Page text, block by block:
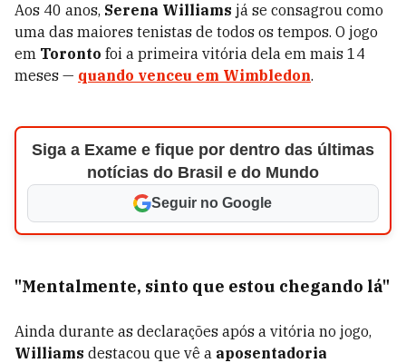
Aos 40 anos, Serena Williams já se consagrou como
uma das maiores tenistas de todos os tempos. O jogo
em Toronto foi a primeira vitória dela em mais 14
meses — quando venceu em Wimbledon.
Siga a Exame e fique por dentro das últimas
notícias do Brasil e do Mundo
Seguir no Google
"Mentalmente, sinto que estou chegando lá"
Ainda durante as declarações após a vitória no jogo,
Williams destacou que vê a aposentadoria